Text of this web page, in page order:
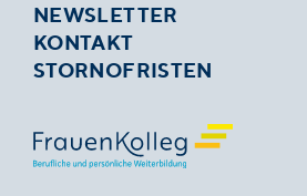
NEWSLETTER
KONTAKT
STORNOFRISTEN